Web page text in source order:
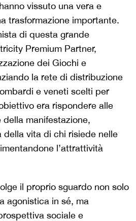
vissuto una vera e
trasformazione importante.
di questa grande
Premium Partner,
dei Giochi e
la rete di distribuzione
e veneti scelti per
era rispondere alle
manifestazione,
della vita di chi risiede nelle
l’attrattività
il proprio sguardo non solo
agonistica in sé, ma
sociale e